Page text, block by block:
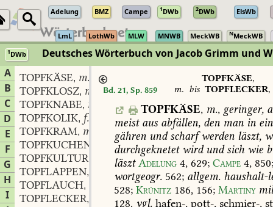
Adelung BMZ Campe 1DWb 2DWb ElsWb
LmL LothWb MLW MNWB MeckWB NMeckWB
1DWb Deutsches Wörterbuch von Jacob Grimm und
A
B
C
D
E
F
G
H
I
TOPFKÄSE, m.
TOPFKLOSZ, m.
TOPFKNABE, m.
TOPFKOLIK, f.
TOPFKRAM, m.
TOPFKUCHEN
TOPFKULTUR
TOPFLAPPEN,
TOPFLAUCH,
TOPFLECKER,
Bd. 21, Sp. 859
TOPFKÄSE,
m. bis TOPFLECKER,
TOPFKÄSE, m., geringer,
meistaus abfällen, den man in
gähren undscharfwerden läszt,
durchgeknetetwirdundsich wie
läszt Adelung 4, 629; Campe 4, 850
wortgeogr. 562; allgem. haushalt-
528; Krünitz 186, 156; Martiny
128. vgl. hafen-, pott-, schmier-,